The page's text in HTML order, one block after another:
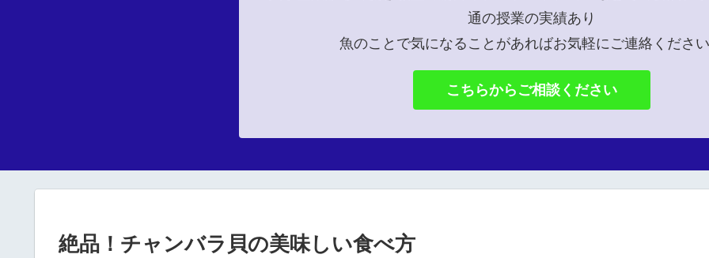
通の授業の実績あり
魚のことで気になることがあればお気軽にご連絡くださ
こちらからご相談ください
絶品！チャンバラ貝の美味しい食べ方